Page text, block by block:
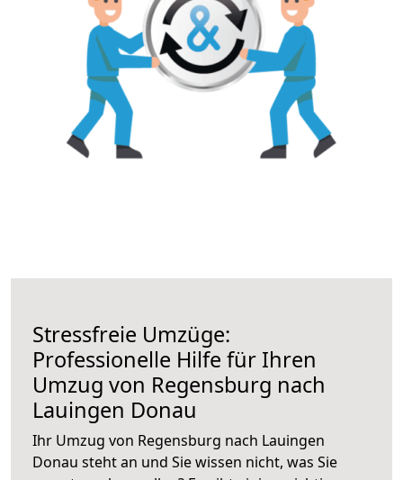
Stressfreie Umzüge:
Professionelle Hilfe für Ihren
Umzug von Regensburg nach
Lauingen Donau
Ihr Umzug von Regensburg nach Lauingen
Donau steht an und Sie wissen nicht, was Sie